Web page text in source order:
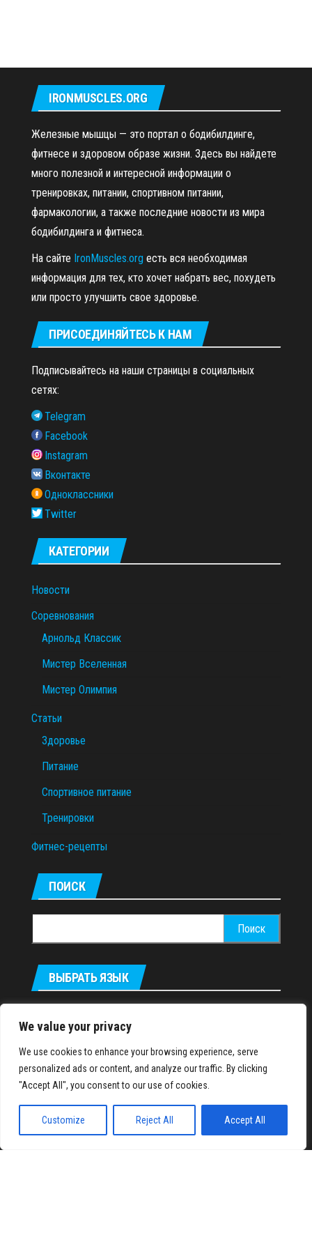
We value your privacy
We use cookies to enhance your browsing experience, serve
personalized ads or content, and analyze our traffic. By clicking
"Accept All", you consent to our use of cookies.
Customize Reject All Accept All
IRONMUSCLES.ORG
Железные мышцы — это портал о бодибилдинге,
фитнесе и здоровом образе жизни. Здесь вы найдете
много полезной и интересной информации о
тренировках, питании, спортивном питании,
фармакологии, а также последние новости из мира
бодибилдинга и фитнеса.
На сайте IronMuscles.org есть вся необходимая
информация для тех, кто хочет набрать вес, похудеть
или просто улучшить свое здоровье.
ПРИСОЕДИНЯЙТЕСЬ К НАМ
Подписывайтесь на наши страницы в социальных
сетях:
Telegram
Facebook
Instagram
Вконтакте
Одноклассники
Twitter
КАТЕГОРИИ
Новости
Соревнования
Арнольд Классик
Мистер Вселенная
Мистер Олимпия
Статьи
Здоровье
Питание
Спортивное питание
Тренировки
Фитнес-рецепты
ПОИСК
ВЫБРАТЬ ЯЗЫК
IronMuscles.org© 2018-2023